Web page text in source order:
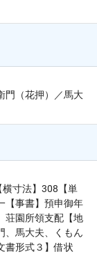
門（花押）／馬大
横寸法】308【単
【事書】預申御年
荘園所領支配【地
、馬大夫、くもん
書形式３】借状